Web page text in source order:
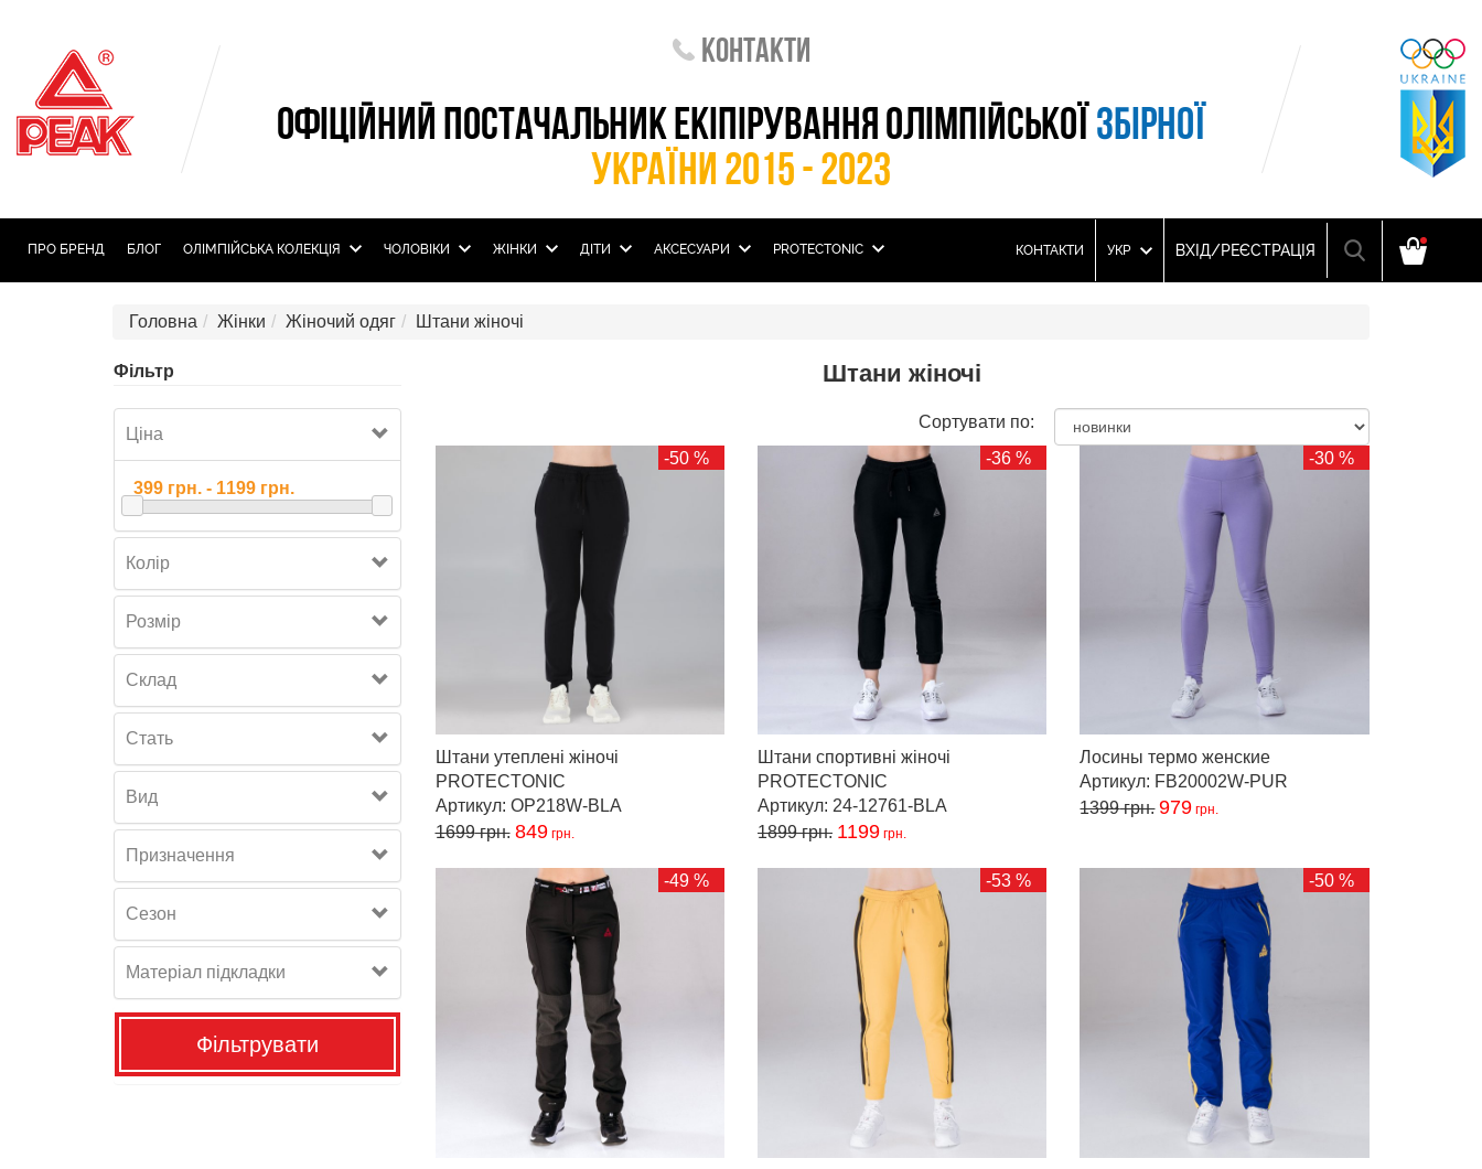
Контакти
ОФІЦІЙНИЙ ПОСТАЧАЛЬНИК ЕКІПІРУВАННЯ ОЛІМПІЙСЬКОЇ ЗБІРНОЇ
УКРАЇНИ 2015 - 2023
ПРО БРЕНД БЛОГ ОЛIМПIЙСЬКА КОЛЕКЦIЯ ЧОЛОВІКИ ЖІНКИ ДІТИ АКСЕСУАРИ PROTECTONIC КОНТАКТИ УКР ВХІД/РЕЄСТРАЦІЯ
Головна Жінки Жіночий одяг Штани жіночі
Фільтр
Ціна
Колір
Розмiр
Склад
Стать
Вид
Призначення
Сезон
Матеріал підкладки
Фільтрувати
Штани жіночі
Сортувати по:
-50 %
Штани утеплені жіночі
PROTECTONIC
Артикул: OP218W-BLA
1699грн. 849грн.
-36 %
Штани спортивні жіночі
PROTECTONIC
Артикул: 24-12761-BLA
1899грн. 1199грн.
-30 %
Лосины термо женские
Артикул: FB20002W-PUR
1399грн. 979 грн.
-49 % -53 % -50 %